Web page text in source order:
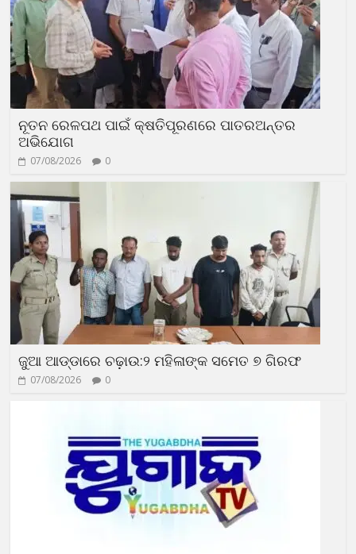
ନୂତନ ରେଳପଥ ପାଇଁ କ୍ଷତିପୂରଣରେ ପାତରଅନ୍ତର
ଅଭିଯୋଗ
07/08/2026 0
ଜୁଆ ଆଡ୍ଡାରେ ଚଢ଼ାଉ:୨ ମହିଳାଙ୍କ ସମେତ ୭ ଗିରଫ
07/08/2026 0